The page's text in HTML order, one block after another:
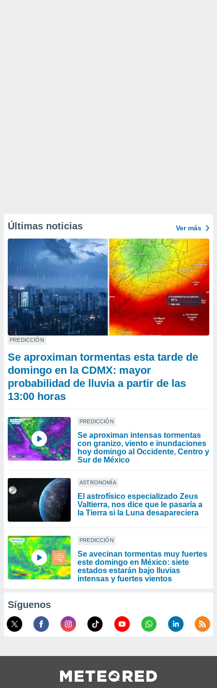
Últimas noticias Ver más
PREDICCIÓN
Se aproximan tormentas esta tarde de
domingo en la CDMX: mayor
probabilidad de lluvia a partir de las
13:00 horas
PREDICCIÓN
Se aproximan intensas tormentas
con granizo, viento e inundaciones
hoy domingo al Occidente, Centro y
Sur de México
ASTRONOMÍA
El astrofísico especializado Zeus
Valtierra, nos dice que le pasaría a
la Tierra si la Luna desapareciera
PREDICCIÓN
Se avecinan tormentas muy fuertes
este domingo en México: siete
estados estarán bajo lluvias
intensas y fuertes vientos
Síguenos